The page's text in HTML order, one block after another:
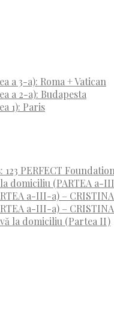
a 3-a): Roma + Vatican
a 2-a): Budapesta
1): Paris
123 PERFECT
domiciliu (PARTEA a-
a-III-a) –
a-III-a) –
la domiciliu (Partea II)